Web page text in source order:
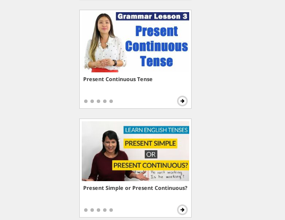
Present Continuous Tense
Present Simple or Present Continuous?